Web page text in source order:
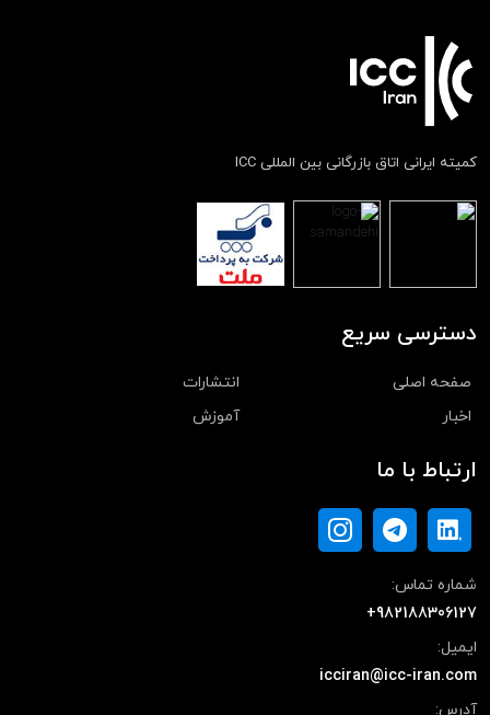
کمیته ایرانی اتاق بازرگانی بین المللی ICC
دسترسی سریع
صفحه اصلی
انتشارات
اخبار
آموزش
ارتباط با ما
شماره تماس:
+982188306127
ایمیل:
icciran@icc-iran.com
آدرس: